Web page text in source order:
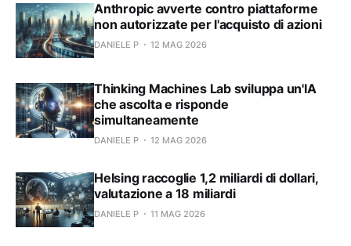
Anthropic avverte contro piattaforme
non autorizzate per l'acquisto di azioni
DANIELE P 12 MAG 2026
Thinking Machines Lab sviluppa un'IA
che ascolta e risponde
simultaneamente
DANIELE P 12 MAG 2026
Helsing raccoglie 1,2 miliardi di dollari,
valutazione a 18 miliardi
DANIELE P 11 MAG 2026